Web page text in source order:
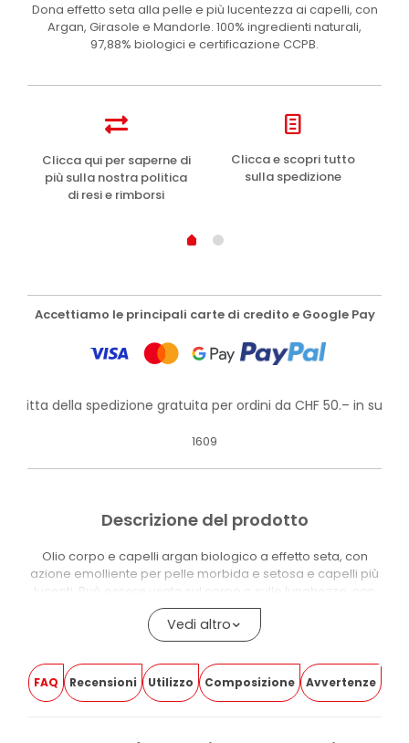
e
capelli
200
Dona effetto seta alla pelle e più lucentezza ai capelli, con
Argan, Girasole e Mandorle. 100% ingredienti naturali,
97,88% biologici e certificazione CCPB.
Clicca qui per saperne di
più sulla nostra politica
di resi e rimborsi
Clicca e scopri tutto
sulla spedizione
Accettiamo le principali carte di credito e Google Pay
della spedizione gratuita per ordini da CHF 50.– in su!
1609
Descrizione del prodotto
Olio corpo e capelli argan biologico a effetto seta, con
azione emolliente per pelle morbida e setosa e capelli più
lucenti. Può essere usato sul corpo o sulle lunghezze, con
una texture oleosa da massaggiare fino ad assorbimento.
La formula contiene Oli di Argan, Girasole e Mandorle, con
corpo aiuta a mantenere la pelle morbida; sui capelli dona
lucentezza e può essere usato come impacco pre-
Vedi altro
FAQ Recensioni Utilizzo Composizione Avvertenze